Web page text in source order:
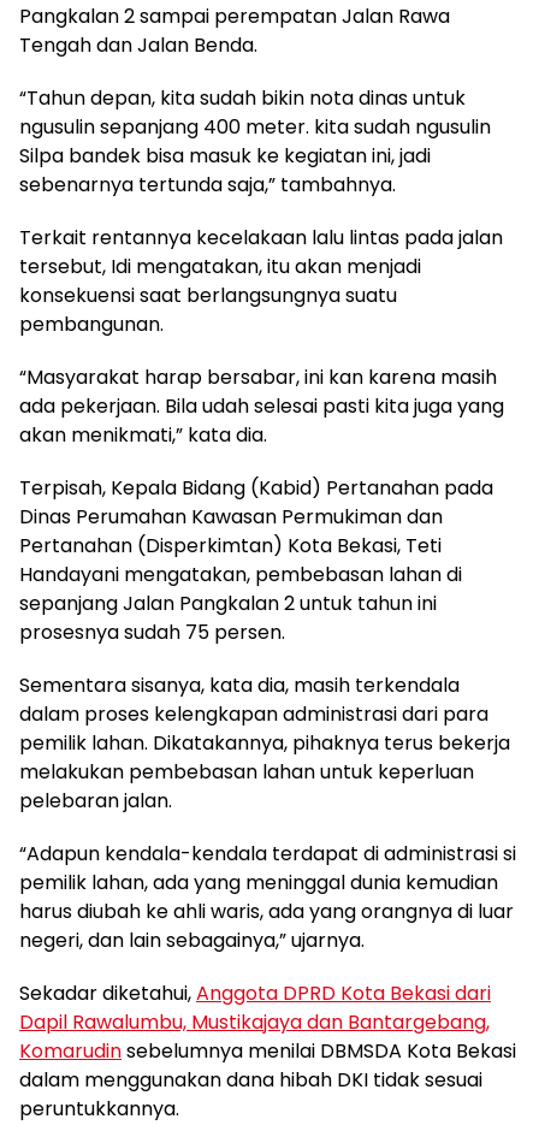
Pangkalan 2 sampai perempatan Jalan Rawa
Tengah dan Jalan Benda.
“Tahun depan, kita sudah bikin nota dinas untuk
ngusulin sepanjang 400 meter. kita sudah ngusulin
Silpa bandek bisa masuk ke kegiatan ini, jadi
sebenarnya tertunda saja,” tambahnya.
Terkait rentannya kecelakaan lalu lintas pada jalan
tersebut, Idi mengatakan, itu akan menjadi
konsekuensi saat berlangsungnya suatu
pembangunan.
“Masyarakat harap bersabar, ini kan karena masih
ada pekerjaan. Bila udah selesai pasti kita juga yang
akan menikmati,” kata dia.
Terpisah, Kepala Bidang (Kabid) Pertanahan pada
Dinas Perumahan Kawasan Permukiman dan
Pertanahan (Disperkimtan) Kota Bekasi, Teti
Handayani mengatakan, pembebasan lahan di
sepanjang Jalan Pangkalan 2 untuk tahun ini
prosesnya sudah 75 persen.
Sementara sisanya, kata dia, masih terkendala
dalam proses kelengkapan administrasi dari para
pemilik lahan. Dikatakannya, pihaknya terus bekerja
melakukan pembebasan lahan untuk keperluan
pelebaran jalan.
“Adapun kendala-kendala terdapat di administrasi si
pemilik lahan, ada yang meninggal dunia kemudian
harus diubah ke ahli waris, ada yang orangnya di luar
negeri, dan lain sebagainya,” ujarnya.
Sekadar diketahui,Anggota DPRD Kota Bekasi dari
Dapil Rawalumbu, Mustikajaya dan Bantargebang,
Komarudinsebelumnya menilai DBMSDA Kota Bekasi
dalam menggunakan dana hibah DKI tidak sesuai
peruntukkannya.